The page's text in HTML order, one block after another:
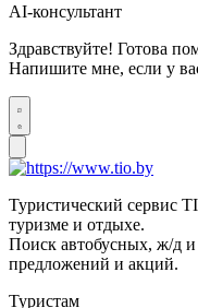
AI-консультант
Здравствуйте! Готова
Напишите мне, если у
Туристический сервис
туризме и отдыхе.
Поиск автобусных, ж/д
предложений и акций.
Туристам